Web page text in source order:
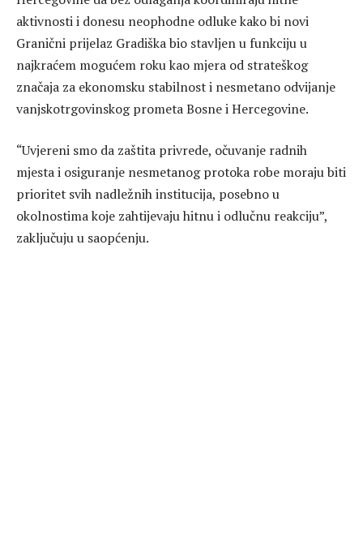
aktivnosti i donesu neophodne odluke kako bi novi
Granični prijelaz Gradiška bio stavljen u funkciju u
najkraćem mogućem roku kao mjera od strateškog
značaja za ekonomsku stabilnost i nesmetano odvijanje
vanjskotrgovinskog prometa Bosne i Hercegovine.
“Uvjereni smo da zaštita privrede, očuvanje radnih
mjesta i osiguranje nesmetanog protoka robe moraju biti
prioritet svih nadležnih institucija, posebno u
okolnostima koje zahtijevaju hitnu i odlučnu reakciju”,
zaključuju u saopćenju.